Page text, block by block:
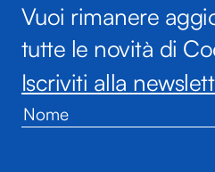
Vuoi rimanere
tutte le novità di
Iscriviti alla